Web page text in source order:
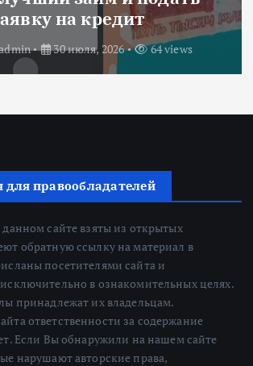
на кредит
30 июля, 2026 64 views
правообладателей
сайте взяты из открытых
обратную ссылку на материал в
посетителями сайта и
в ознакомительных целях.
принадлежат их владельцам.
ответственности за содержание
Если Вы обнаружили на нашем сайте
нарушают авторские права,